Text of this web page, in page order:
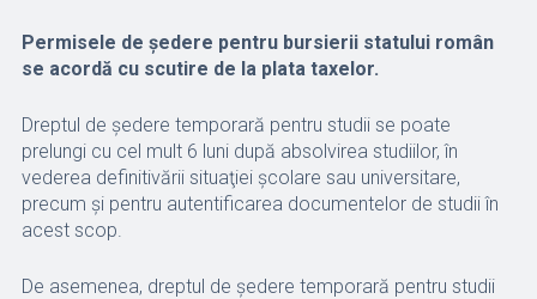
Permisele de şedere pentru bursierii statului român
se acordă cu scutire de la plata taxelor.
Dreptul de şedere temporară pentru studii se poate
prelungi cu cel mult 6 luni după absolvirea studiilor, în
vederea definitivării situaţiei şcolare sau universitare,
precum și pentru autentificarea documentelor de studii în
acest scop.
De asemenea, dreptul de şedere temporară pentru studii